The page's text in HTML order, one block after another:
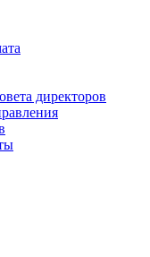
директоров